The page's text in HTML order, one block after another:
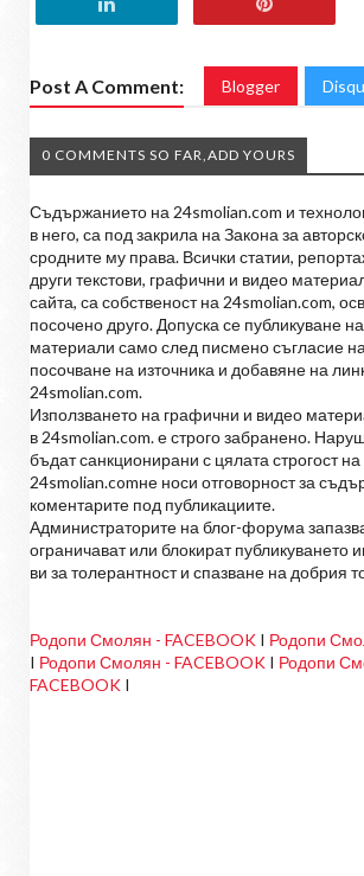
Post A Comment: Blogger
0 COMMENTS SO FAR,ADD YOURS
Съдържанието на 24smolian.com и
в него, са под закрила на Закона за
сродните му права. Всички статии,
други текстови, графични и видео
сайта, са собственост на 24smolian.com,
посочено друго. Допуска се публикуване на
материали само след писмено съгласие
посочване на източника и добавяне на
24smolian.com.
Използването на графични и видео
в 24smolian.com. е строго забранено.
бъдат санкционирани с цялата строгост на
24smolian.comне носи отговорност за
коментарите под публикациите.
Администраторите на блог-форума
ограничават или блокират публикуването
ви за толерантност и спазване на добрия
Родопи Смолян - FACEBOOK I Родопи
I Родопи Смолян - FACEBOOK I Родопи
FACEBOOK I